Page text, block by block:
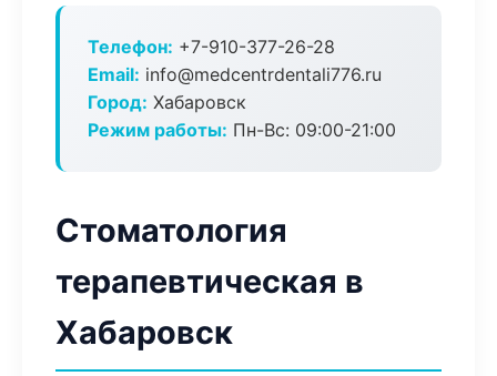
Телефон: +7-910-377-26-28
Email: info@medcentrdentali776.ru
Город: Хабаровск
Режим работы: Пн-Вс: 09:00-21:00
Стоматология
терапевтическая в
Хабаровск